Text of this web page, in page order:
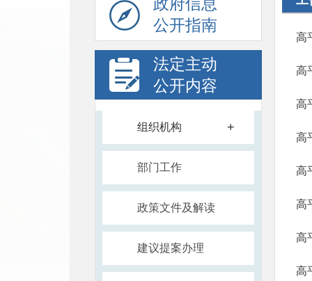
政府信息
公开指南
法定主动
公开内容
组织机构 +
部门工作
政策文件及解读
建议提案办理
高
高
高
高
高
高
高
高